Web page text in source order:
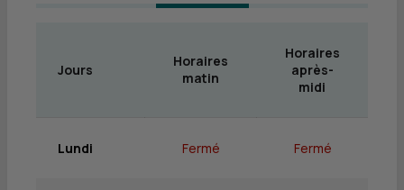
Jours
Horaires
matin
Horaires
après-
midi
Lundi Fermé Fermé